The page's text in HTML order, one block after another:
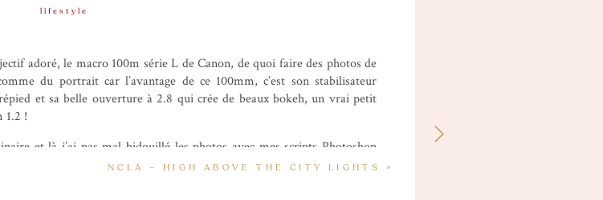
lifestyle
adoré, le macro 100m série L de Canon, de quoi faire des photos de
du portrait car l’avantage de ce 100mm, c’est son stabilisateur
et sa belle ouverture à 2.8 qui crée de beaux bokeh, un vrai petit
1.2 !
et là j’ai pas mal bidouillé les photos avec mes scripts Photoshop
hyper précis à l’avenir pour faire un peu plus d’articles beauté (les
NCLA – HIGH ABOVE THE CITY LIGHTS »